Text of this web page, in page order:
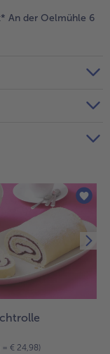
An der Oelmühle 6
= € 24,98)